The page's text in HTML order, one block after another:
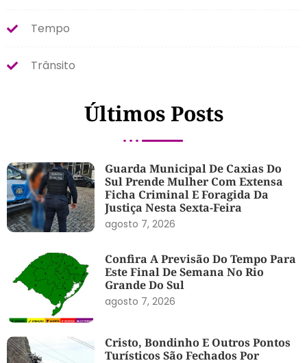
Tempo
Trânsito
Últimos Posts
Guarda Municipal De Caxias Do
Sul Prende Mulher Com Extensa
Ficha Criminal E Foragida Da
Justiça Nesta Sexta-Feira
agosto 7, 2026
Confira A Previsão Do Tempo Para
Este Final De Semana No Rio
Grande Do Sul
agosto 7, 2026
Cristo, Bondinho E Outros Pontos
Turísticos São Fechados Por